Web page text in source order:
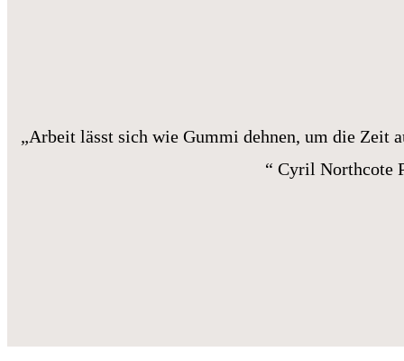
„Arbeit lässt sich wie Gummi dehnen, um die Zeit
“ Cyril Northcote